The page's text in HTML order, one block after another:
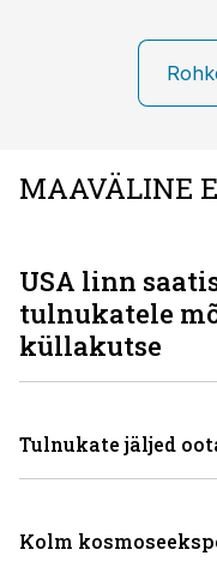
MAAVÄLINE
USA linn
tulnukatele
küllakutse
Tulnukate jäljed
Kolm